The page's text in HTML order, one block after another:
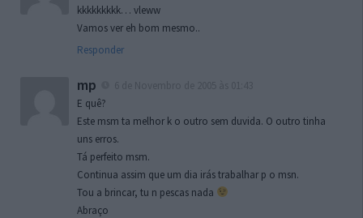
kkkkkkkkk… vleww
Vamos ver eh bom mesmo..
Responder
mp
E quê?
Este msm ta melhor k o outro sem duvida. O outro tinha
uns erros.
Tá perfeito msm.
Continua assim que um dia irás trabalhar p o msn.
Tou a brincar, tu n pescas nada
Abraço